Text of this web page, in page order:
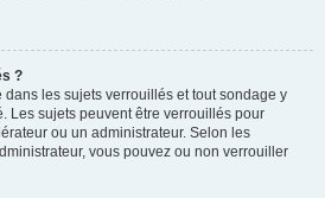
?
les sujets verrouillés et tout sondage y
Les sujets peuvent être verrouillés pour
ou un administrateur. Selon les
vous pouvez ou non verrouiller